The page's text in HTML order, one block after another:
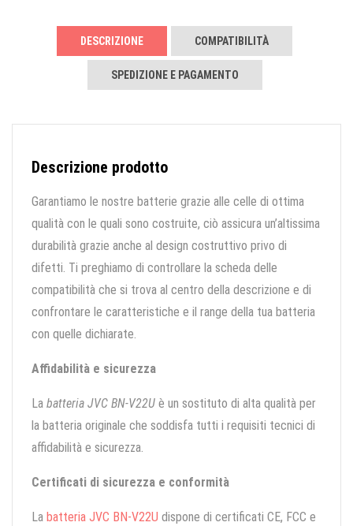
DESCRIZIONE COMPATIBILITÀ
SPEDIZIONE E PAGAMENTO
Descrizione prodotto
Garantiamo le nostre batterie grazie alle celle di ottima
qualità con le quali sono costruite, ciò assicura un’altissima
durabilità grazie anche al design costruttivo privo di
difetti. Ti preghiamo di controllare la scheda delle
compatibilità che si trova al centro della descrizione e di
confrontare le caratteristiche e il range della tua batteria
con quelle dichiarate.
Affidabilità e sicurezza
La batteria JVC BN-V22U è un sostituto di alta qualità per
la batteria originale che soddisfa tutti i requisiti tecnici di
affidabilità e sicurezza.
Certificati di sicurezza e conformità
La batteria JVC BN-V22U dispone di certificati CE, FCC e